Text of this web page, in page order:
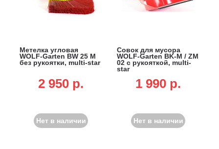
Метелка угловая
WOLF-Garten BW 25 M
без рукоятки, multi-star
2 950 p.
Нет в наличии
Совок для мусора
WOLF-Garten BK-M / ZM
02 с рукояткой, multi-
star
1 990 p.
Нет в наличии